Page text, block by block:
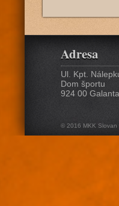
Adresa
Ul. Kpt.
Dom športu
924 00 Galanta
© 2016 MKK Slovan